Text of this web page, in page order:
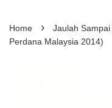
Home ›
Jaulah
Perdana Malaysia 2014)